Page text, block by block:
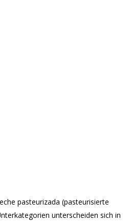
pasteurizada (pasteurisierte
unterscheiden sich in